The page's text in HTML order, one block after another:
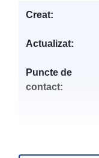
Creat:
Actualizat:
Puncte de
contact: